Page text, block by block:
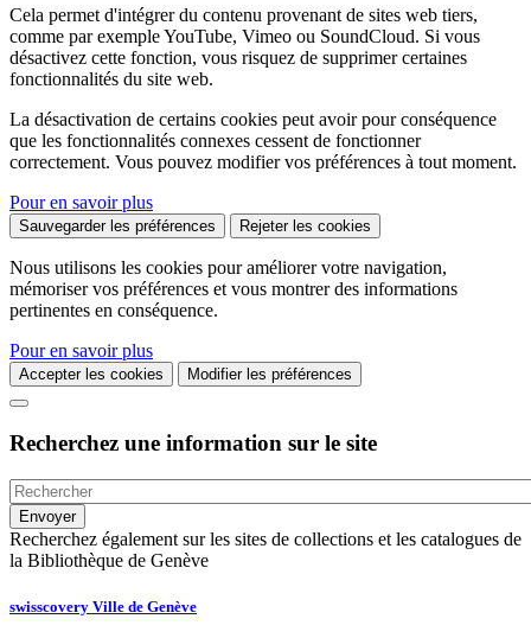
Cela permet d'intégrer du contenu provenant de sites web tiers,
comme par exemple YouTube, Vimeo ou SoundCloud. Si vous
désactivez cette fonction, vous risquez de supprimer certaines
fonctionnalités du site web.
La désactivation de certains cookies peut avoir pour conséquence
que les fonctionnalités connexes cessent de fonctionner
correctement. Vous pouvez modifier vos préférences à tout moment.
Pour en savoir plus
Sauvegarder les préférences Rejeter les cookies
Nous utilisons les cookies pour améliorer votre navigation,
mémoriser vos préférences et vous montrer des informations
pertinentes en conséquence.
Pour en savoir plus
Accepter les cookies Modifier les préférences
Recherchez une information sur le site
Recherchez également sur les sites de collections et les catalogues de
la Bibliothèque de Genève
swisscovery Ville de Genève